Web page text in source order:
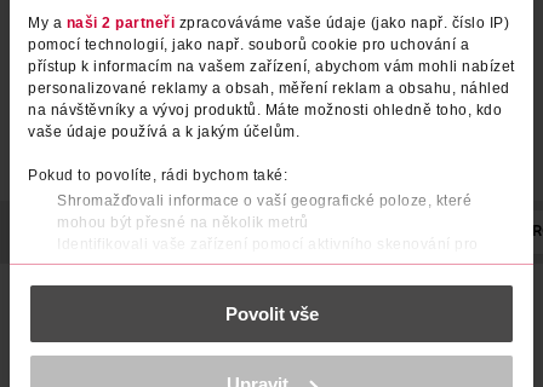
My a naši 2 partneři zpracováváme vaše údaje (jako např. číslo IP)
pomocí technologií, jako např. souborů cookie pro uchování a
přístup k informacím na vašem zařízení, abychom vám mohli nabízet
personalizované reklamy a obsah, měření reklam a obsahu, náhled
na návštěvníky a vývoj produktů. Máte možnosti ohledně toho, kdo
vaše údaje používá a k jakým účelům.
Pokud to povolíte, rádi bychom také:
Shromažďovali informace o vaší geografické poloze, které
mohou být přesné na několik metrů
Identifikovali vaše zařízení pomocí aktivního skenování pro
konkrétní charakteristiky (otisk prstu)
Zjistěte více o tom, jak zpracováváme vaše osobní údaje, a nastavte
části s podrobnostmi . Svůj souhlas můžete kdykoliv
K provozu stránek, personalizaci obsahu a reklam, funkcí sociálních
Povolit vše
POPIS SLOŽENÍ OBJEM EFEKT
Zažijte tradice inspirované severským svátkem Midsommar,
sérem zanechá vaší pokožku s pocitem letní pohody. 90%
ingrediencí přírodního původu*. *včetně vody.